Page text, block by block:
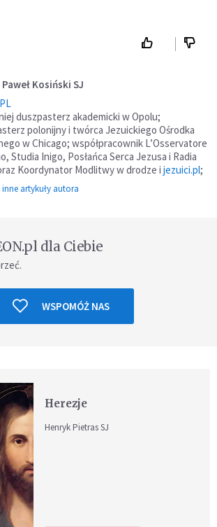
Kosiński SJ
duszpasterz akademicki w Opolu;
polonijny i twórca Jezuickiego Ośrodka
w Chicago; współpracownik L’Osservatore
Studia Inigo, Posłańca Serca Jezusa i Radia
Koordynator Modlitwy w drodze i jezuici.pl;
artykuły autora
dla Ciebie
WSPOMÓŻ NAS
Herezje
Henryk Pietras SJ